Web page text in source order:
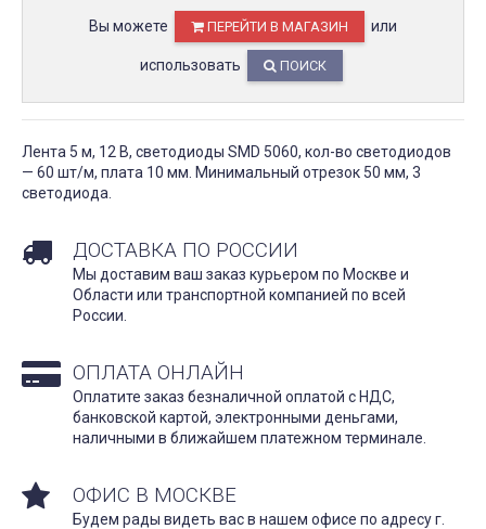
Вы можете ПЕРЕЙТИ В МАГАЗИН или
использовать ПОИСК
Лента 5 м, 12 В, светодиоды SMD 5060, кол-во светодиодов
— 60 шт/м, плата 10 мм. Минимальный отрезок 50 мм, 3
светодиода.
ДОСТАВКА ПО РОССИИ
Мы доставим ваш заказ курьером по Москве и
Области или транспортной компанией по всей
России.
ОПЛАТА ОНЛАЙН
Оплатите заказ безналичной оплатой с НДС,
банковской картой, электронными деньгами,
наличными в ближайшем платежном терминале.
ОФИС В МОСКВЕ
Будем рады видеть вас в нашем офисе по адресу г.